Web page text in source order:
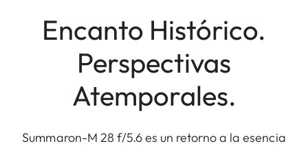
Encanto Histórico.
Perspectivas
Atemporales.
Summaron-M 28 f/5.6 es un retorno a la esencia